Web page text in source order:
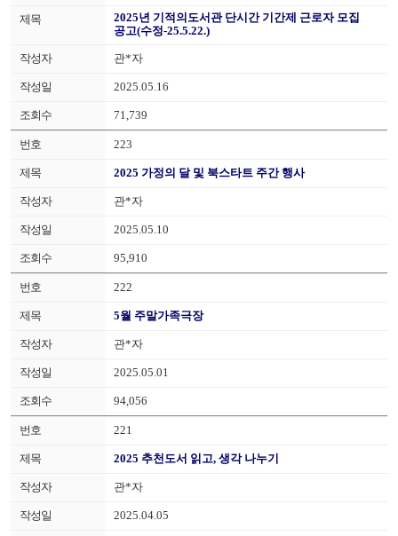
2025년 기적의도서관 단시간 기간제 근로자 모집
공고(수정-25.5.22.)
관*자
2025.05.16
71,739
223
2025 가정의 달 및 북스타트 주간 행사
관*자
2025.05.10
95,910
222
5월 주말가족극장
관*자
2025.05.01
94,056
221
2025 추천도서 읽고, 생각 나누기
관*자
2025.04.05